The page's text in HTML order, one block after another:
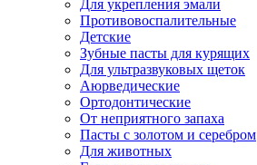
Для укрепления эмали
Противовоспалительные
Детские
Зубные пасты для курящих
Для ультразвуковых щеток
Аюрведические
Ортодонтические
От неприятного запаха
Пасты с золотом и серебром
Для животных